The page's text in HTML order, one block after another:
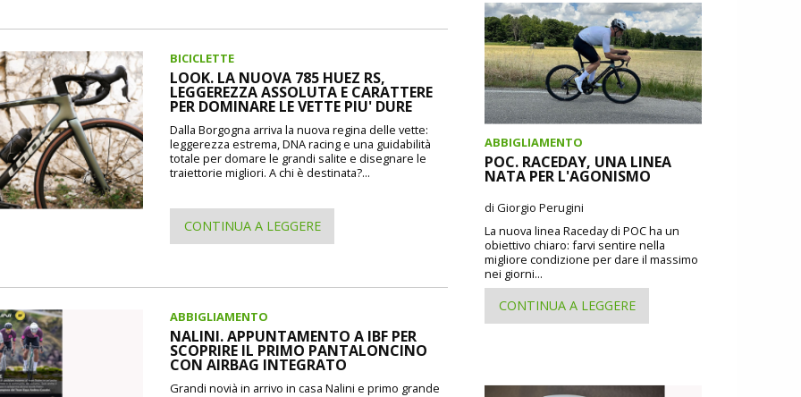
BICICLETTE
LOOK. LA NUOVA 785 HUEZ RS,
LEGGEREZZA ASSOLUTA E CARATTERE
PER DOMINARE LE VETTE PIU' DURE
Dalla Borgogna arriva la nuova regina delle vette:
leggerezza estrema, DNA racing e una guidabilità
totale per domare le grandi salite e disegnare le
traiettorie migliori. A chi è destinata?...
CONTINUA A LEGGERE
ABBIGLIAMENTO
NALINI. APPUNTAMENTO A IBF PER
SCOPRIRE IL PRIMO PANTALONCINO
CON AIRBAG INTEGRATO
Grandi novià in arrivo in casa Nalini e primo grande
ABBIGLIAMENTO
POC. RACEDAY, UNA LINEA
NATA PER L'AGONISMO
di Giorgio Perugini
La nuova linea Raceday di POC ha un
obiettivo chiaro: farvi sentire nella
migliore condizione per dare il massimo
nei giorni...
CONTINUA A LEGGERE